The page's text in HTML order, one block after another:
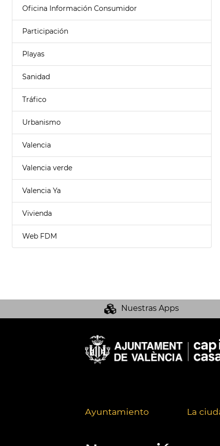
Oficina Información Consumidor
Participación
Playas
Sanidad
Tráfico
Urbanismo
Valencia
Valencia verde
Valencia Ya
Vivienda
Web FDM
Nuestras Apps
Ayuntamiento La